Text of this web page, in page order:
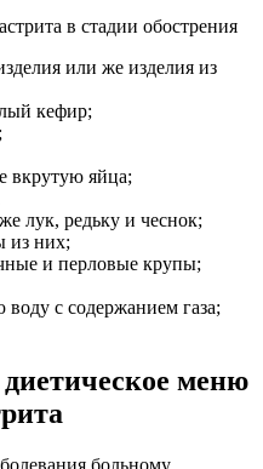
или же изделия из
кефир;
вкрутую яйца;
лук, редьку и чеснок;
из них;
и перловые крупы;
с содержанием газа;
меню